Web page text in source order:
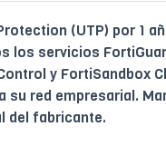
(UTP) por 1
los servicios
y FortiSandbox
red empresarial.
del fabricante.